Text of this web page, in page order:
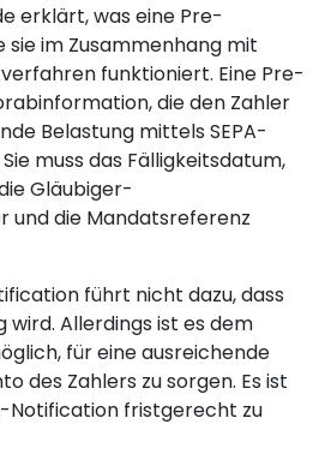
erklärt, was eine Pre-
sie im Zusammenhang mit
funktioniert. Eine Pre-
die den Zahler
Belastung mittels SEPA-
muss das Fälligkeitsdatum,
Gläubiger-
und die Mandatsreferenz
führt nicht dazu, dass
wird. Allerdings ist es dem
für eine ausreichende
des Zahlers zu sorgen. Es ist
Notification fristgerecht zu